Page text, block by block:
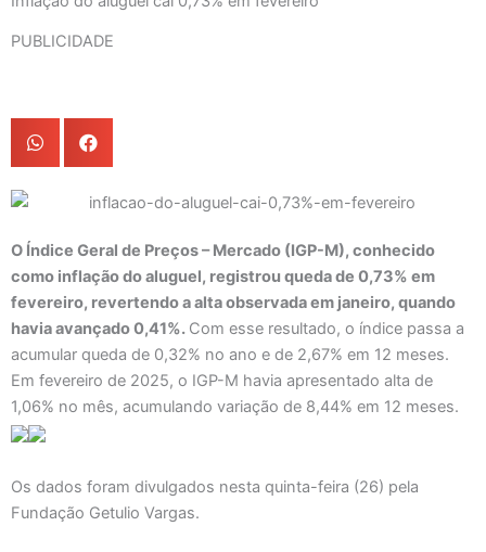
PUBLICIDADE
O Índice Geral de Preços – Mercado (IGP-M), conhecido
como inflação do aluguel, registrou queda de 0,73% em
fevereiro, revertendo a alta observada em janeiro, quando
havia avançado 0,41%. Com esse resultado, o índice passa a
acumular queda de 0,32% no ano e de 2,67% em 12 meses.
Em fevereiro de 2025, o IGP-M havia apresentado alta de
1,06% no mês, acumulando variação de 8,44% em 12 meses.
Os dados foram divulgados nesta quinta-feira (26) pela
Fundação Getulio Vargas.